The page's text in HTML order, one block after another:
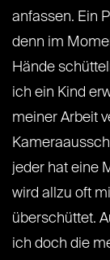
anfassen. Ein
denn im
Hände
ich ein Kind
meiner Arbeit
jeder hat eine
wird allzu oft
überschüttet.
ich doch die